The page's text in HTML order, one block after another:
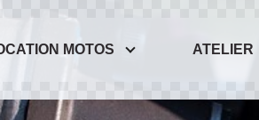
MOTOS ATELIER